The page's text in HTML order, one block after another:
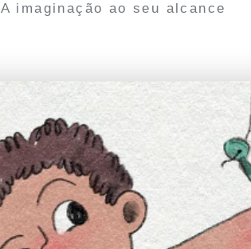
A imaginação ao seu alcance